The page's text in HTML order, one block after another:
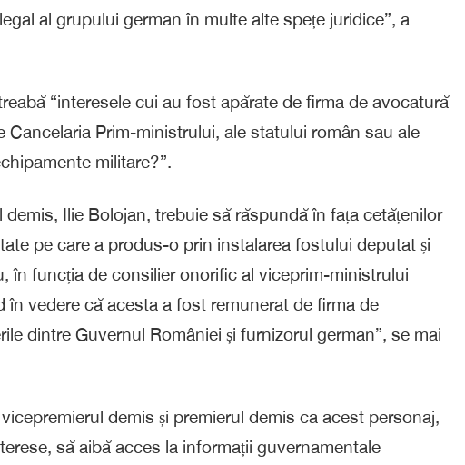
al grupului german în multe alte spețe juridice”, a
“interesele cui au fost apărate de firma de avocatură
Prim-ministrului, ale statului român sau ale
militare?”.
Ilie Bolojan, trebuie să răspundă în fața cetățenilor
pe care a produs-o prin instalarea fostului deputat și
în funcția de consilier onorific al viceprim-ministrului
în vedere că acesta a fost remunerat de firma de
dintre Guvernul României și furnizorul german”, se mai
demis și premierul demis ca acest personaj,
să aibă acces la informații guvernamentale